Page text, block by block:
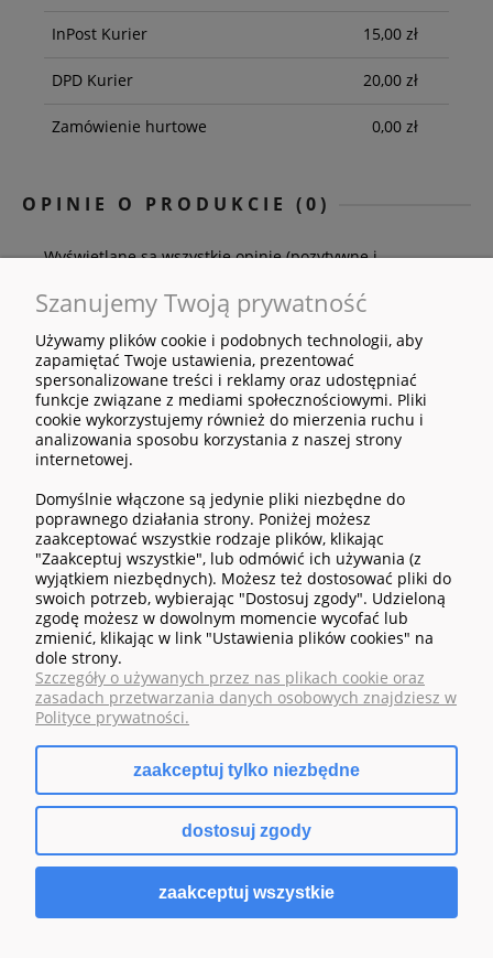
InPost Kurier 15,00 zł
DPD Kurier 20,00 zł
Zamówienie hurtowe 0,00 zł
OPINIE O PRODUKCIE (0)
Wyświetlane są wszystkie opinie (pozytywne i
klientów, którzy kupili dany produkt.
POMOC
MOJE KONTO
PŁATNOŚCI I DOSTAWA
INFORMACJE
Sklep internetowy Shoper.pl
Szanujemy Twoją prywatność
Używamy plików cookie i podobnych technologii, aby
zapamiętać Twoje ustawienia, prezentować
spersonalizowane treści i reklamy oraz udostępniać
funkcje związane z mediami społecznościowymi. Pliki
cookie wykorzystujemy również do mierzenia ruchu i
analizowania sposobu korzystania z naszej strony
internetowej.
Domyślnie włączone są jedynie pliki niezbędne do
poprawnego działania strony. Poniżej możesz
zaakceptować wszystkie rodzaje plików, klikając
"Zaakceptuj wszystkie", lub odmówić ich używania (z
wyjątkiem niezbędnych). Możesz też dostosować pliki do
swoich potrzeb, wybierając "Dostosuj zgody". Udzieloną
zgodę możesz w dowolnym momencie wycofać lub
zmienić, klikając w link "Ustawienia plików cookies" na
dole strony.
Szczegóły o używanych przez nas plikach cookie oraz
zasadach przetwarzania danych osobowych znajdziesz w
Polityce prywatności.
zaakceptuj tylko niezbędne
dostosuj zgody
zaakceptuj wszystkie